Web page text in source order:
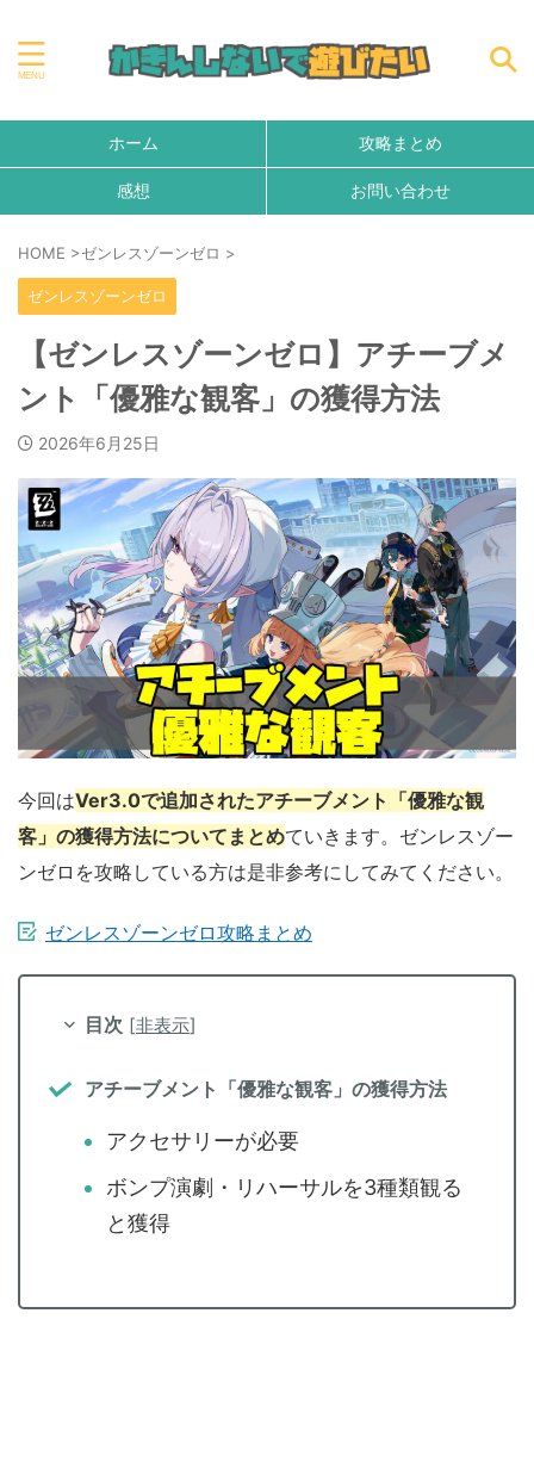
ホーム 攻略まとめ
感想 お問い合わせ
HOME >ゼンレスゾーンゼロ >
ゼンレスゾーンゼロ
【ゼンレスゾーンゼロ】アチーブメ
ント「優雅な観客」の獲得方法
2026年6月25日
今回はVer3.0で追加されたアチーブメント「優雅な観
客」の獲得方法についてまとめていきます。ゼンレスゾー
ンゼロを攻略している方は是非参考にしてみてください。
ゼンレスゾーンゼロ攻略まとめ
目次 [非表示]
アチーブメント「優雅な観客」の獲得方法
アクセサリーが必要
ボンプ演劇・リハーサルを3種類観る
と獲得